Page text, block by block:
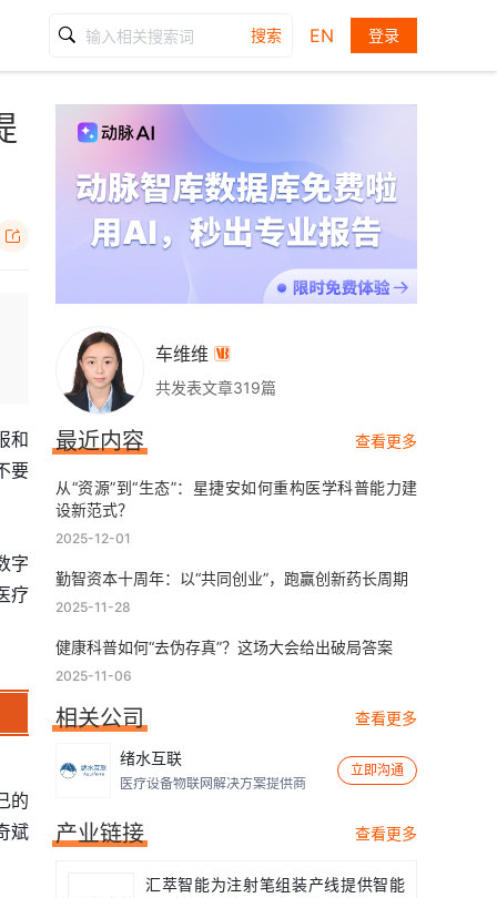
搜索 EN 登录

和
要
字
疗
的
斌
车维维 
共发表文章319篇
最近内容 查看更多
从“资源”到“生态”：星捷安如何重构医学科普能力建
设新范式？
2025-12-01
勤智资本十周年：以“共同创业”，跑赢创新药长周期
2025-11-28
健康科普如何“去伪存真”？这场大会给出破局答案
2025-11-06
相关公司 查看更多
绪水互联
医疗设备物联网解决方案提供商
立即沟通
产业链接 查看更多
汇萃智能为注射笔组装产线提供智能